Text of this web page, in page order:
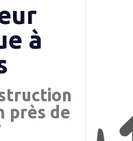
à
près de